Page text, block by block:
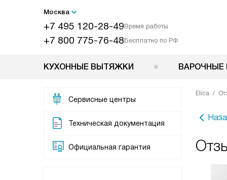
Москва
+7 495 120-28-49Время работы
+7 800 775-76-48Бесплатно по РФ
КУХОННЫЕ ВЫТЯЖКИ ВАРОЧНЫЕ
Сервисные центры
Техническая документация
Официальная гарантия
Elica